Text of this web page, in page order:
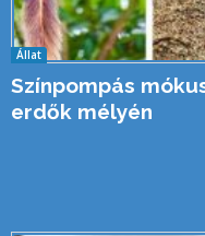
Állat
Színpompás
erdők mélyén